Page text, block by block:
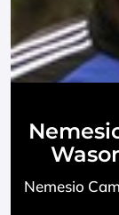
Nemesio